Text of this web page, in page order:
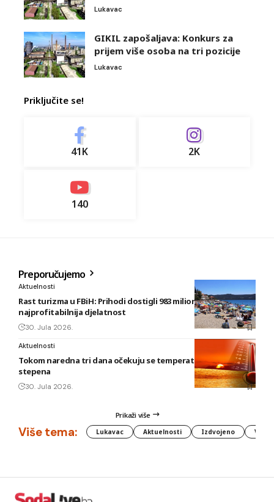
Lukavac
GIKIL zapošaljava: Konkurs za
prijem više osoba na tri pozicije
Lukavac
Priključite se!
41K 2K
140
Preporučujemo
Aktuelnosti
Rast turizma u FBiH: Prihodi dostigli 983 miliona KM, smještaj
najprofitabilnija djelatnost
30. Jula 2026.
Aktuelnosti
Tokom naredna tri dana očekuju se temperature do 42
stepena
30. Jula 2026.
Prikaži više
Više tema: Lukavac Aktuelnosti Izdvojeno